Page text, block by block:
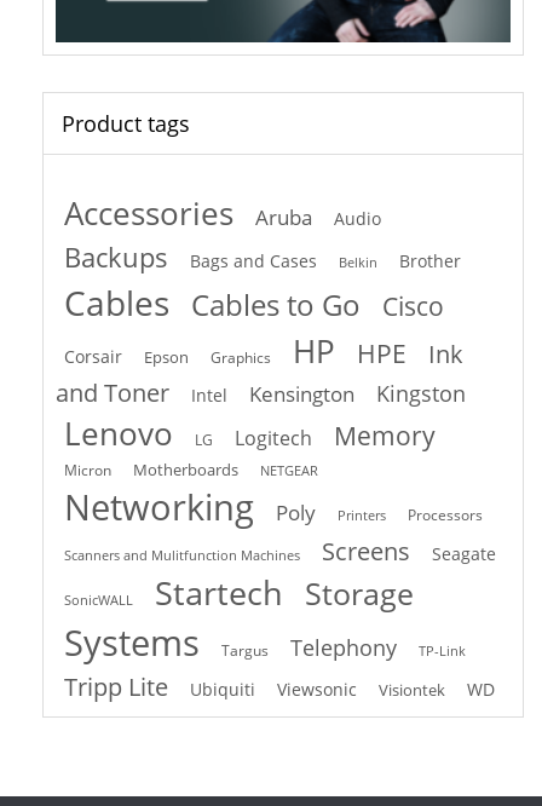
Product tags
Accessories Aruba Audio
Backups Bags and Cases Belkin Brother
Cables Cables to Go Cisco
Corsair Epson Graphics HP HPE
Ink
and Toner
Intel Kensington Kingston
Lenovo LG Logitech Memory
Micron Motherboards NETGEAR
Networking Poly Printers Processors
Scanners and Mulitfunction Machines Screens Seagate
SonicWALL Startech Storage
Systems Targus Telephony TP-Link
Tripp Lite Ubiquiti Viewsonic Visiontek WD